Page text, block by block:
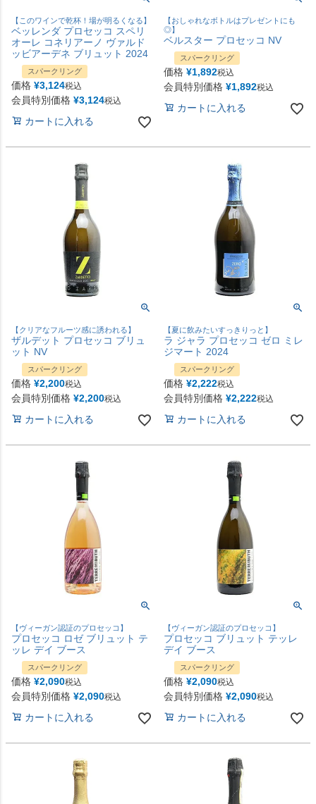
【このワインで乾杯！場が明るくなる】
ベッレンダ プロセッコ スペリ
オーレ コネリアーノ ヴァルド
ッビアーデネ ブリュット 2024
スパークリング
価格 ¥3,124税込
会員特別価格 ¥3,124税込
カートに入れる
【おしゃれなボトルはプレゼントにも
◎】
ベルスター プロセッコ NV
スパークリング
価格 ¥1,892税込
会員特別価格 ¥1,892税込
カートに入れる
【クリアなフルーツ感に誘われる】
ザルデット プロセッコ ブリュ
ット NV
スパークリング
価格 ¥2,200税込
会員特別価格 ¥2,200税込
カートに入れる
【夏に飲みたいすっきりっと】
ラ ジャラ プロセッコ ゼロ ミレ
ジマート 2024
スパークリング
価格 ¥2,222税込
会員特別価格 ¥2,222税込
カートに入れる
【ヴィーガン認証のプロセッコ】
プロセッコ ロゼ ブリュット テ
ッレ デイ ブース
スパークリング
価格 ¥2,090税込
会員特別価格 ¥2,090税込
カートに入れる
【ヴィーガン認証のプロセッコ】
プロセッコ ブリュット テッレ
デイ ブース
スパークリング
価格 ¥2,090税込
会員特別価格 ¥2,090税込
カートに入れる